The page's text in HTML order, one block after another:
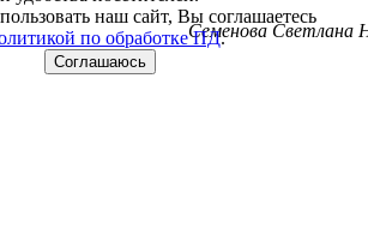
Семенова Светлана
наш сайт, Вы соглашаетесь
по обработке ПД.
Соглашаюсь